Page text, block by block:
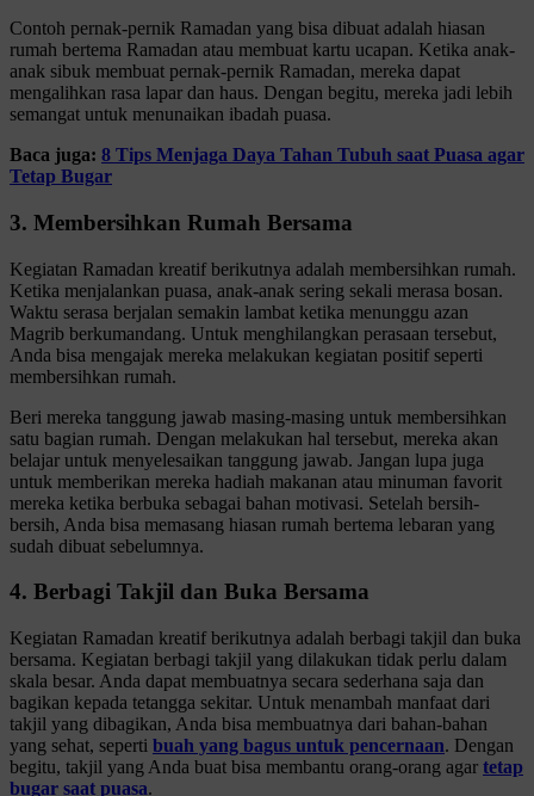
Contoh pernak-pernik Ramadan yang bisa dibuat adalah hiasan
rumah bertema Ramadan atau membuat kartu ucapan. Ketika anak-
anak sibuk membuat pernak-pernik Ramadan, mereka dapat
mengalihkan rasa lapar dan haus. Dengan begitu, mereka jadi lebih
semangat untuk menunaikan ibadah puasa.
Baca juga: 8 Tips Menjaga Daya Tahan Tubuh saat Puasa agar
Tetap Bugar
3. Membersihkan Rumah Bersama
Kegiatan Ramadan kreatif berikutnya adalah membersihkan rumah.
Ketika menjalankan puasa, anak-anak sering sekali merasa bosan.
Waktu serasa berjalan semakin lambat ketika menunggu azan
Magrib berkumandang. Untuk menghilangkan perasaan tersebut,
Anda bisa mengajak mereka melakukan kegiatan positif seperti
membersihkan rumah.
Beri mereka tanggung jawab masing-masing untuk membersihkan
satu bagian rumah. Dengan melakukan hal tersebut, mereka akan
belajar untuk menyelesaikan tanggung jawab. Jangan lupa juga
untuk memberikan mereka hadiah makanan atau minuman favorit
mereka ketika berbuka sebagai bahan motivasi. Setelah bersih-
bersih, Anda bisa memasang hiasan rumah bertema lebaran yang
sudah dibuat sebelumnya.
4. Berbagi Takjil dan Buka Bersama
Kegiatan Ramadan kreatif berikutnya adalah berbagi takjil dan buka
bersama. Kegiatan berbagi takjil yang dilakukan tidak perlu dalam
skala besar. Anda dapat membuatnya secara sederhana saja dan
bagikan kepada tetangga sekitar. Untuk menambah manfaat dari
takjil yang dibagikan, Anda bisa membuatnya dari bahan-bahan
yang sehat, seperti buah yang bagus untuk pencernaan. Dengan
begitu, takjil yang Anda buat bisa membantu orang-orang agar tetap
bugar saat puasa.